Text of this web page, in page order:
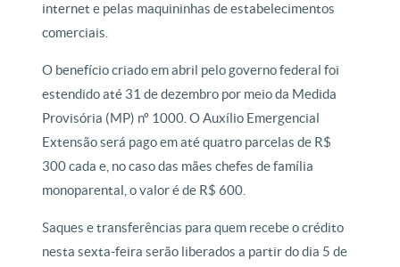
internet e pelas maquininhas de estabelecimentos
comerciais.
O benefício criado em abril pelo governo federal foi
estendido até 31 de dezembro por meio da Medida
Provisória (MP) nº 1000. O Auxílio Emergencial
Extensão será pago em até quatro parcelas de R$
300 cada e, no caso das mães chefes de família
monoparental, o valor é de R$ 600.
Saques e transferências para quem recebe o crédito
nesta sexta-feira serão liberados a partir do dia 5 de